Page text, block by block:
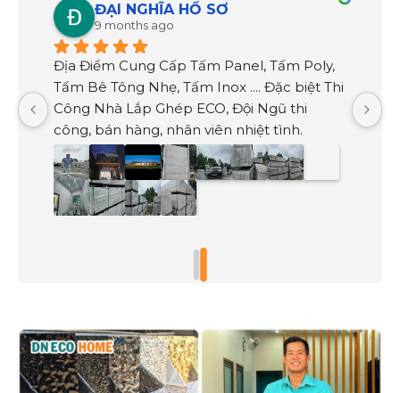
ĐẠI NGHĨA HỒ SƠ
9 months ago
Địa Điểm Cung Cấp Tấm Panel, Tấm Poly,
Tấm Bê Tông Nhẹ, Tấm Inox .... Đặc biệt Thi
Công Nhà Lắp Ghép ECO, Đội Ngũ thi
công, bán hàng, nhân viên nhiệt tình.